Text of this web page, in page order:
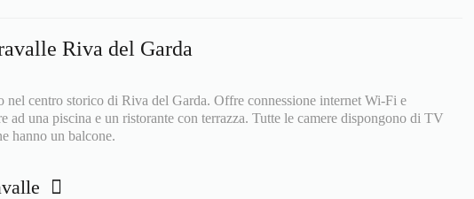
Riva del Garda
nel centro storico di Riva del Garda. Offre connessione internet Wi-Fi e
ad una piscina e un ristorante con terrazza. Tutte le camere dispongono di TV
hanno un balcone.